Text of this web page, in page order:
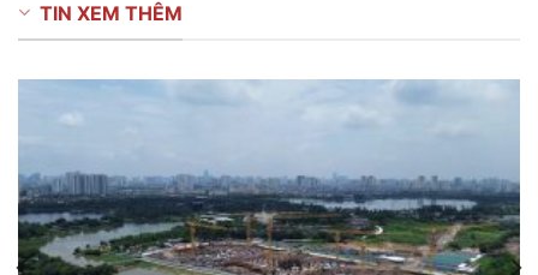
TIN XEM THÊM